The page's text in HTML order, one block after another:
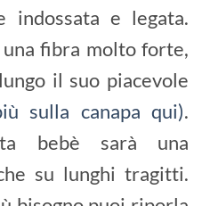
indossata e legata.
una fibra molto forte,
il suo piacevole
sulla canapa qui).
bebè sarà una
su lunghi tragitti.